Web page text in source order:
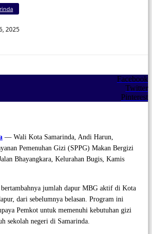
2025
Facebook
Twitter
Pinterest
— Wali Kota Samarinda, Andi Harun,
Pemenuhan Gizi (SPPG) Makan Bergizi
Bhayangkara, Kelurahan Bugis, Kamis
jumlah dapur MBG aktif di Kota
dari sebelumnya belasan. Program ini
Pemkot untuk memenuhi kebutuhan gizi
sekolah negeri di Samarinda.